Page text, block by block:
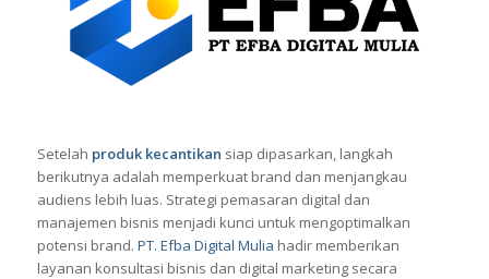
Setelah produk kecantikan siap dipasarkan, langkah
berikutnya adalah memperkuat brand dan menjangkau
audiens lebih luas. Strategi pemasaran digital dan
manajemen bisnis menjadi kunci untuk mengoptimalkan
potensi brand. PT. Efba Digital Mulia hadir memberikan
layanan konsultasi bisnis dan digital marketing secara